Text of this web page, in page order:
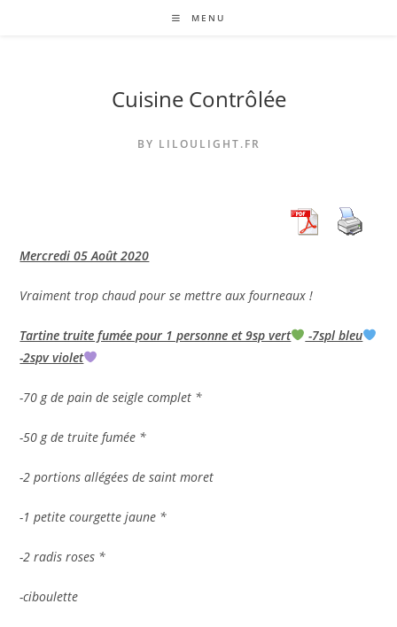
MENU
Cuisine Contrôlée
BY LILOULIGHT.FR
Mercredi 05 Août 2020
Vraiment trop chaud pour se mettre aux fourneaux !
Tartine truite fumée pour 1 personne et 9sp vert
-7spl bleu
-2spv violet
-70 g de pain de seigle complet *
-50 g de truite fumée *
-2 portions allégées de saint moret
-1 petite courgette jaune *
-2 radis roses *
-ciboulette